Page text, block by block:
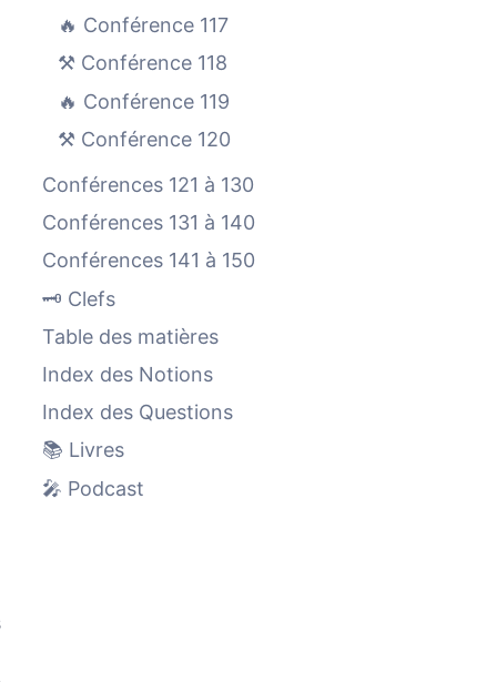
🔥 Conférence 117
⚒️ Conférence 118
🔥 Conférence 119
⚒️ Conférence 120
Conférences 121 à 130
Conférences 131 à 140
Conférences 141 à 150
🗝️ Clefs
Table des matières
Index des Notions
Index des Questions
📚 Livres
🎤 Podcast